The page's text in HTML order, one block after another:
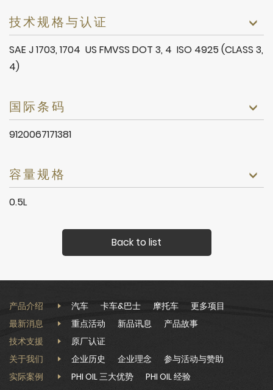
技术规格与认证
SAE J 1703, 1704 US FMVSS DOT 3, 4 ISO 4925 (CLASS 3,
4)
国际条码
9120067171381
容量规格
0.5L
Back to list
产品介绍 汽车 卡车&巴士 摩托车
更多项目
最新消息
重点活动 新品讯息
产品故事
技术支援
原厂认证
关于我们
企业历史 企业理念
参与活动与赞助
实际案例
PHI OIL 三大优势
PHI OIL 经验